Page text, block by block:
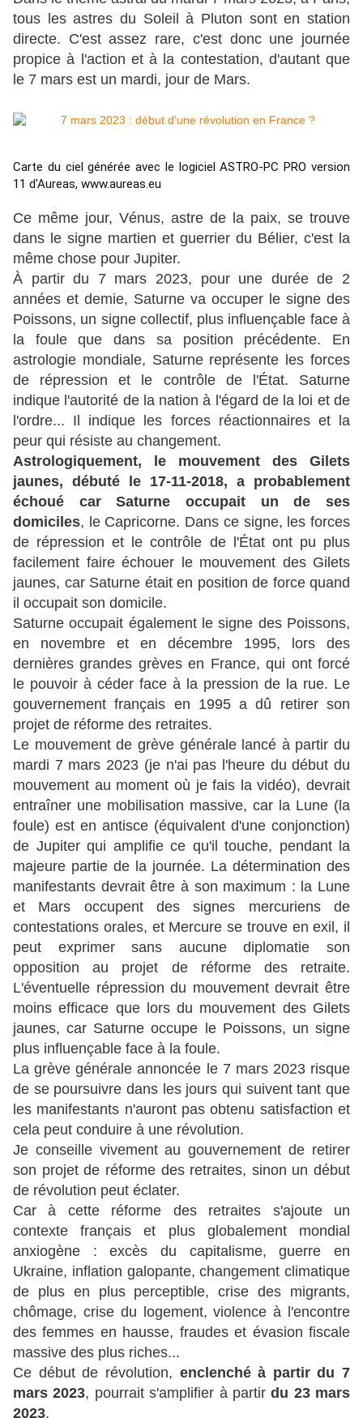
tous les astres du Soleil à Pluton sont en station
directe. C'est assez rare, c'est donc une journée
propice à l'action et à la contestation, d'autant que
le 7 mars est un mardi, jour de Mars.
Carte du ciel générée avec le logiciel ASTRO-PC PRO version
11 d'Aureas, www.aureas.eu
Ce même jour, Vénus, astre de la paix, se trouve
dans le signe martien et guerrier du Bélier, c'est la
même chose pour Jupiter.
À partir du 7 mars 2023, pour une durée de 2
années et demie, Saturne va occuper le signe des
Poissons, un signe collectif, plus influençable face à
la foule que dans sa position précédente. En
astrologie mondiale, Saturne représente les forces
de répression et le contrôle de l'État. Saturne
indique l'autorité de la nation à l'égard de la loi et de
l'ordre... Il indique les forces réactionnaires et la
peur qui résiste au changement.
Astrologiquement, le mouvement des Gilets
jaunes, débuté le 17-11-2018, a probablement
échoué car Saturne occupait un de ses
domiciles, le Capricorne. Dans ce signe, les forces
de répression et le contrôle de l'État ont pu plus
facilement faire échouer le mouvement des Gilets
jaunes, car Saturne était en position de force quand
il occupait son domicile.
Saturne occupait également le signe des Poissons,
en novembre et en décembre 1995, lors des
dernières grandes grèves en France, qui ont forcé
le pouvoir à céder face à la pression de la rue. Le
gouvernement français en 1995 a dû retirer son
projet de réforme des retraites.
Le mouvement de grève générale lancé à partir du
mardi 7 mars 2023 (je n'ai pas l'heure du début du
mouvement au moment où je fais la vidéo), devrait
entraîner une mobilisation massive, car la Lune (la
foule) est en antisce (équivalent d'une conjonction)
de Jupiter qui amplifie ce qu'il touche, pendant la
majeure partie de la journée. La détermination des
manifestants devrait être à son maximum : la Lune
et Mars occupent des signes mercuriens de
contestations orales, et Mercure se trouve en exil, il
peut exprimer sans aucune diplomatie son
opposition au projet de réforme des retraite.
L'éventuelle répression du mouvement devrait être
moins efficace que lors du mouvement des Gilets
jaunes, car Saturne occupe le Poissons, un signe
plus influençable face à la foule.
La grève générale annoncée le 7 mars 2023 risque
de se poursuivre dans les jours qui suivent tant que
les manifestants n'auront pas obtenu satisfaction et
cela peut conduire à une révolution.
Je conseille vivement au gouvernement de retirer
son projet de réforme des retraites, sinon un début
de révolution peut éclater.
Car à cette réforme des retraites s'ajoute un
contexte français et plus globalement mondial
anxiogène : excès du capitalisme, guerre en
Ukraine, inflation galopante, changement climatique
de plus en plus perceptible, crise des migrants,
chômage, crise du logement, violence à l'encontre
des femmes en hausse, fraudes et évasion fiscale
massive des plus riches...
Ce début de révolution, enclenché à partir du 7
mars 2023, pourrait s'amplifier à partirdu 23 mars
2023,